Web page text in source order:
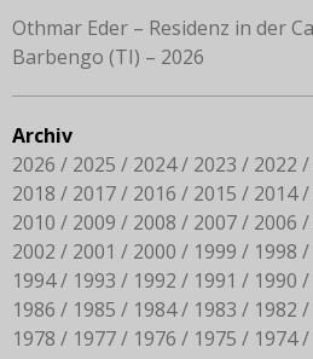
Othmar Eder – Residenz in der
Barbengo (TI) – 2026
Archiv
2026
2025 2024 2023 2022
2018
2017 2016 2015 2014
2010
2009 2008 2007 2006
2002
2001 2000 1999 1998
1994
1993 1992 1991 1990
1986
1985 1984 1983 1982
1978
1977 1976 1975 1974